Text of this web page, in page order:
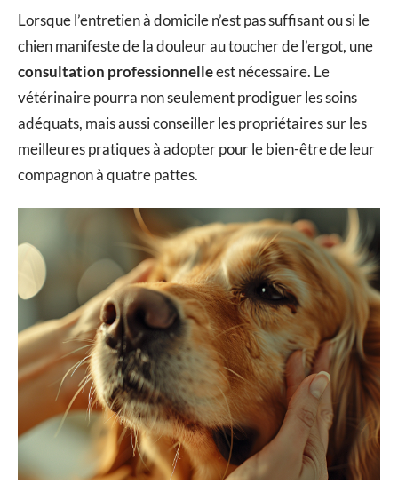
Lorsque l’entretien à domicile n’est pas suffisant ou si le
chien manifeste de la douleur au toucher de l’ergot, une
consultation professionnelleest nécessaire. Le
vétérinaire pourra non seulement prodiguer les soins
adéquats, mais aussi conseiller les propriétaires sur les
meilleures pratiques à adopter pour le bien-être de leur
compagnon à quatre pattes.